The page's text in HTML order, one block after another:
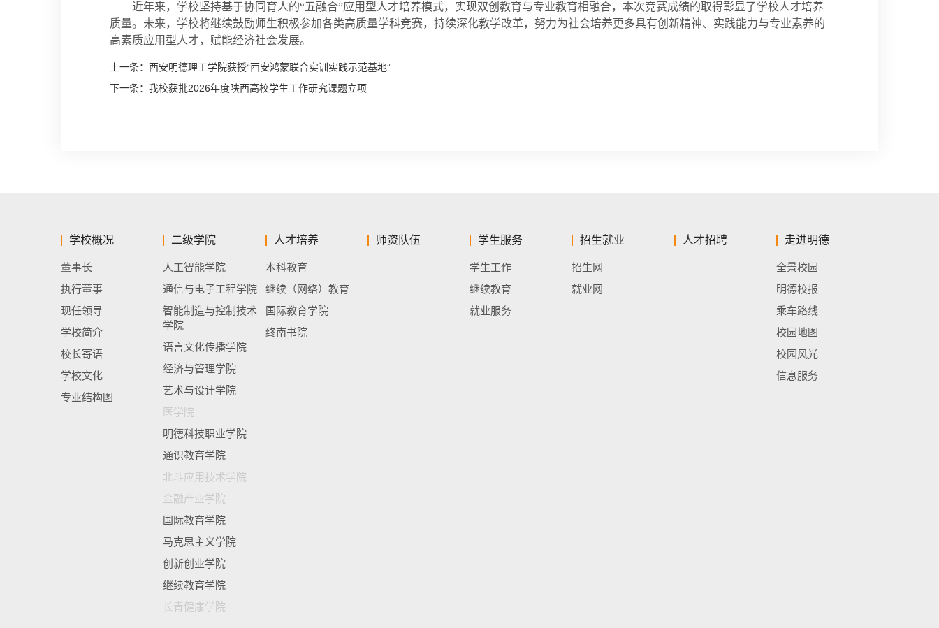
近年来，学校坚持基于协同育人的“五融合”应用型人才培养模式，实现双创教育与专业教育相融合，本次竞赛成绩的取得彰显了学校人才培养
质量。未来，学校将继续鼓励师生积极参加各类高质量学科竞赛，持续深化教学改革，努力为社会培养更多具有创新精神、实践能力与专业素养的
高素质应用型人才，赋能经济社会发展。
上一条： 西安明德理工学院获授“西安鸿蒙联合实训实践示范基地”
下一条： 我校获批2026年度陕西高校学生工作研究课题立项
学校概况
董事长
执行董事
现任领导
学校简介
校长寄语
学校文化
专业结构图
二级学院
人工智能学院
通信与电子工程学院
智能制造与控制技术
学院
语言文化传播学院
经济与管理学院
艺术与设计学院
医学院
明德科技职业学院
通识教育学院
北斗应用技术学院
金融产业学院
国际教育学院
马克思主义学院
创新创业学院
继续教育学院
长青健康学院
人才培养
本科教育
继续（网络）教育
国际教育学院
终南书院
师资队伍 学生服务
学生工作
继续教育
就业服务
招生就业
招生网
就业网
人才招聘 走进明德
全景校园
明德校报
乘车路线
校园地图
校园风光
信息服务